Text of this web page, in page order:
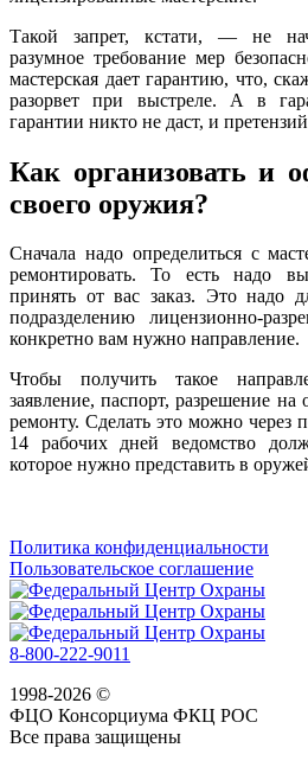
Такой запрет, кстати, — не
разумное требование мер
мастерская дает гарантию, что,
разорвет при выстреле. А в
гарантии никто не даст, и
Как организовать и
своего оружия?
Сначала надо определиться с
ремонтировать. То есть надо
принять от вас заказ. Это надо
подразделению лицензионно-
конкретно вам нужно направление.
Чтобы получить такое
заявление, паспорт, разрешение
ремонту. Сделать это можно через
14 рабочих дней ведомство
которое нужно представить в
Политика конфиденциальности
Пользовательское соглашение
8-800-222-9011
1998-2026 ©
ФЦО Консорциума ФКЦ РОС
Все права защищены